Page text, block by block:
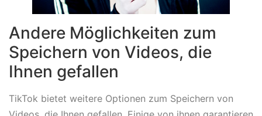
Andere Möglichkeiten zum
Speichern von Videos, die
Ihnen gefallen
TikTok bietet weitere Optionen zum Speichern von